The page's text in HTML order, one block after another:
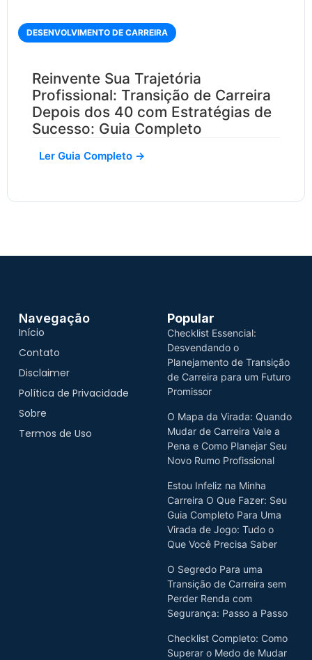
DESENVOLVIMENTO DE CARREIRA
Reinvente Sua Trajetória
Profissional: Transição de Carreira
Depois dos 40 com Estratégias de
Sucesso: Guia Completo
Ler Guia Completo →
Navegação
Início
Contato
Disclaimer
Política de Privacidade
Sobre
Termos de Uso
Popular
Checklist Essencial:
Desvendando o
Planejamento de Transição
de Carreira para um Futuro
Promissor
O Mapa da Virada: Quando
Mudar de Carreira Vale a
Pena e Como Planejar Seu
Novo Rumo Profissional
Estou Infeliz na Minha
Carreira O Que Fazer: Seu
Guia Completo Para Uma
Virada de Jogo: Tudo o
Que Você Precisa Saber
O Segredo Para uma
Transição de Carreira sem
Perder Renda com
Segurança: Passo a Passo
Checklist Completo: Como
Superar o Medo de Mudar